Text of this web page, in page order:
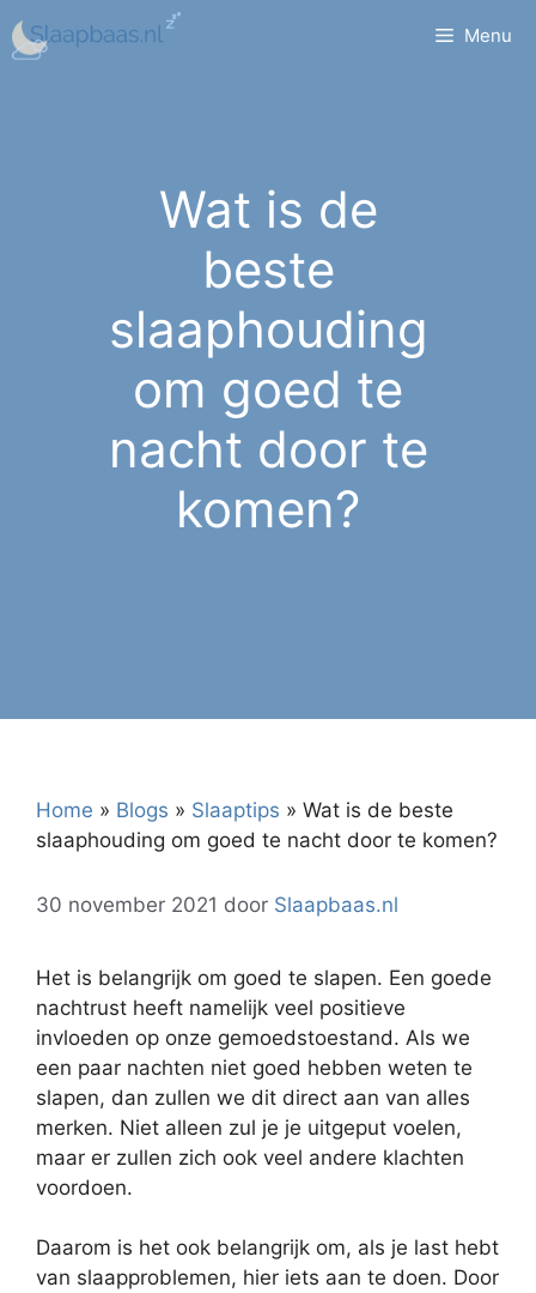
naar
Menu
Wat is de
beste
slaaphouding
om goed te
nacht door te
komen?
Home » Blogs » Slaaptips » Wat is de beste
slaaphouding om goed te nacht door te komen?
30 november 2021 door Slaapbaas.nl
Het is belangrijk om goed te slapen. Een goede
nachtrust heeft namelijk veel positieve
invloeden op onze gemoedstoestand. Als we
een paar nachten niet goed hebben weten te
slapen, dan zullen we dit direct aan van alles
merken. Niet alleen zul je je uitgeput voelen,
maar er zullen zich ook veel andere klachten
voordoen.
Daarom is het ook belangrijk om, als je last hebt
van slaapproblemen, hier iets aan te doen. Door